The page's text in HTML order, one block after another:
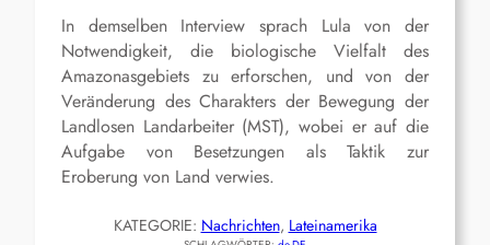
In demselben Interview sprach Lula von der
Notwendigkeit, die biologische Vielfalt des
Amazonasgebiets zu erforschen, und von der
Veränderung des Charakters der Bewegung der
Landlosen Landarbeiter (MST), wobei er auf die
Aufgabe von Besetzungen als Taktik zur
Eroberung von Land verwies.
KATEGORIE: Nachrichten, Lateinamerika